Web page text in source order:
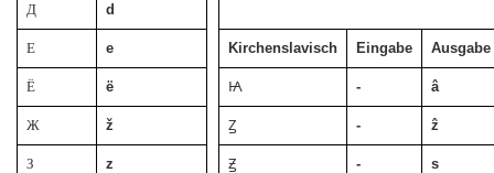
Д d
Е e Kirchenslavisch Eingabe Ausgabe
Ё ë Ꙗ - â
Ж ž Ꙁ - ẑ
З z Ꙃ - s